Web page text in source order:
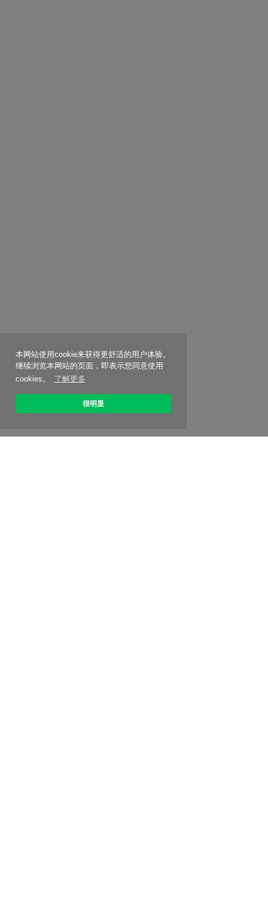
本网站使用cookie来获得更舒适的用户体验。
继续浏览本网站的页面，即表示您同意使用
cookies。
了解更多
很明显